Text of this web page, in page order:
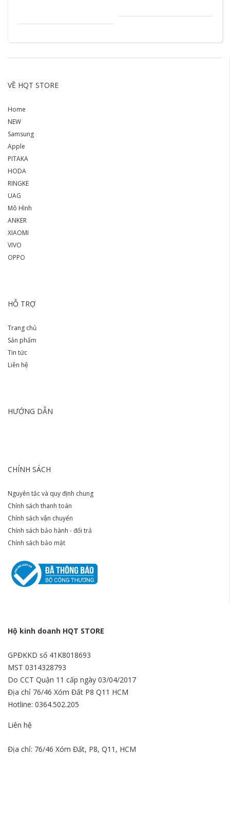
VỀ HQT STORE
Home
NEW
Samsung
Apple
PITAKA
HODA
RINGKE
UAG
Mô Hình
ANKER
XIAOMI
VIVO
OPPO
HỖ TRỢ
Trang chủ
Sản phẩm
Tin tức
Liên hệ
HƯỚNG DẪN
CHÍNH SÁCH
Nguyên tắc và quy định chung
Chính sách thanh toán
Chính sách vận chuyển
Chính sách bảo hành - đổi trả
Chính sách bảo mật
Hộ kinh doanh HQT STORE
GPĐKKD số 41K8018693
MST 0314328793
Do CCT Quận 11 cấp ngày 03/04/2017
Địa chỉ 76/46 Xóm Đất P8 Q11 HCM
Hotline: 0364.502.205
Liên hệ
Địa chỉ: 76/46 Xóm Đất, P8, Q11, HCM